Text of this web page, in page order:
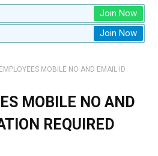
Join Now
Join Now
MOBILE NO AND EMAIL ID
MOBILE NO AND
REQUIRED